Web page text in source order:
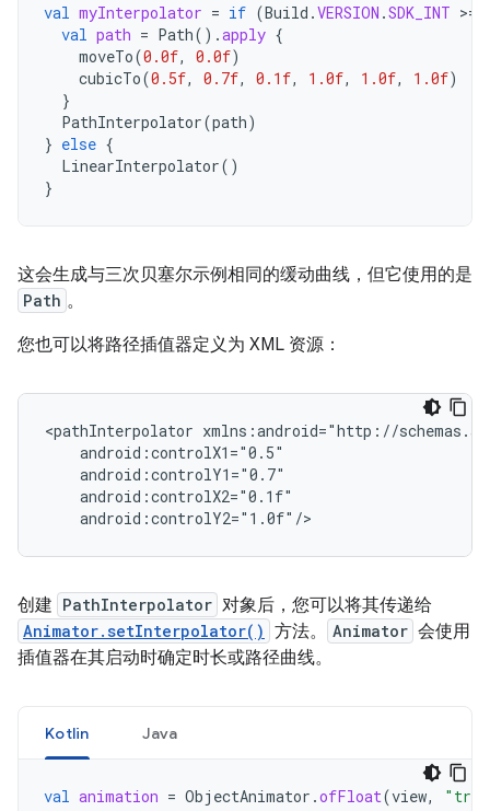
val myInterpolator = if (Build .VERSION .SDK_INT >=
val path = Path().apply {
moveTo(0.0f, 0.0f)
cubicTo(0.5f, 0.7f, 0.1f, 1.0f, 1.0f, 1.0f)
}
PathInterpolator(path)
} else {
LinearInterpolator()
}
这会生成与三次贝塞尔示例相同的缓动曲线，但它使用的是
Path 。
您也可以将路径插值器定义为 XML 资源：
<pathInterpolator
创建 PathInterpolator 对象后，您可以将其传递给
Animator.setInterpolator() 方法。 Animator 会使用
插值器在其启动时确定时长或路径曲线。
Kotlin Java
val animation = ObjectAnimator .ofFloat(view,